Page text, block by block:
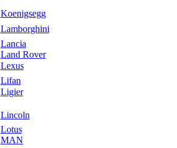
Koenigsegg
Lamborghini
Lancia
Land Rover
Lexus
Lifan
Ligier
Lincoln
Lotus
MAN